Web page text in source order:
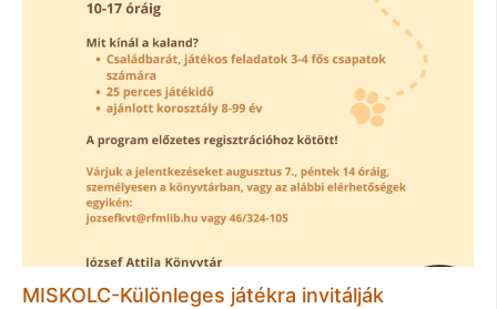
MISKOLC-Különleges játékra invitálják